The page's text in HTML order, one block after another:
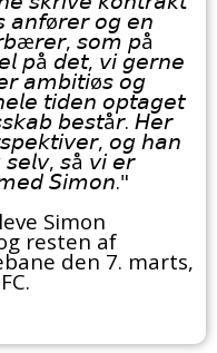
𝘰𝘨 𝘦𝘯
𝘴𝘰𝘮 𝘱å
𝘱å 𝘥𝘦𝘵, 𝘷𝘪 𝘨𝘦𝘳𝘯𝘦
𝘢𝘮𝘣𝘪𝘵𝘪ø𝘴 𝘰𝘨
𝘵𝘪𝘥𝘦𝘯 𝘰𝘱𝘵𝘢𝘨𝘦𝘵
𝘣𝘦𝘴𝘵å𝘳. 𝘏𝘦𝘳
𝘰𝘨 𝘩𝘢𝘯
𝘴𝘦𝘭𝘷, 𝘴å 𝘷𝘪 𝘦𝘳
𝘮𝘦𝘥 𝘚𝘪𝘮𝘰𝘯."
Simon
resten af
den 7. marts,